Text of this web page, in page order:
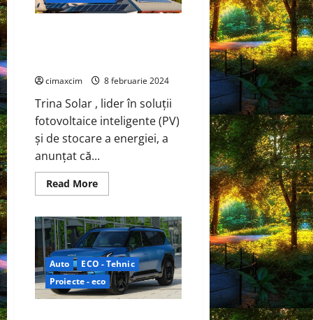
cimaxcim 8 februarie 2024
Trina Solar , lider în soluții
fotovoltaice inteligente (PV)
și de stocare a energiei, a
anunțat că...
Read MoreRead
more
Solar,
a
anunțat
că
primul
PV
Vertex
S+
505W
Auto
ECO - Tehnic
Proiecte - eco